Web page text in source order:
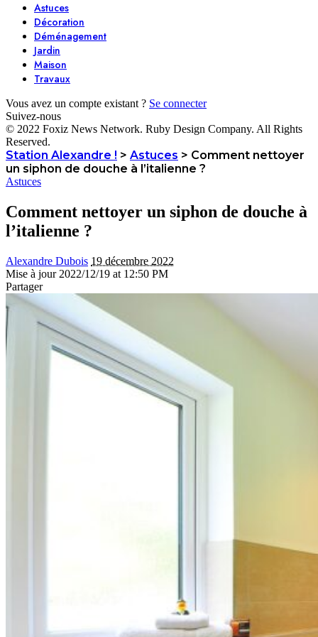
Astuces
Décoration
Déménagement
Jardin
Maison
Travaux
Vous avez un compte existant ? Se connecter
Suivez-nous
© 2022 Foxiz News Network. Ruby Design Company. All Rights
Reserved.
Station Alexandre ! > Astuces > Comment nettoyer
un siphon de douche à l’italienne ?
Astuces
Comment nettoyer un siphon de douche à
l’italienne ?
Alexandre Dubois 19 décembre 2022
Mise à jour 2022/12/19 at 12:50 PM
Partager